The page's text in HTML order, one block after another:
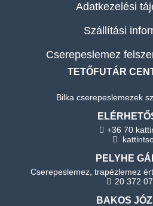
Adatkezelési
Szállítási
Cserepeslemez
TETŐFUTÁR
Bilka cserepeslemezek
+36 70
PELYHE
Cserepeslemez, trapézlemez
20 372
BAKOS